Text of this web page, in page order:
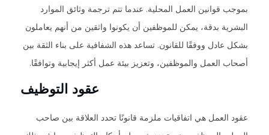
بموجب قوانين العمل المحلية. عندما تتم ترجمة وثائق الموارد
البشرية بدقة، يمكن للموظفين أن يكونوا واثقين من أنهم يعاملون
بشكل عادل ووفقًا للقانون. تساعد هذه الشفافية على بناء الثقة بين
أصحاب العمل والموظفين، وتعزيز بيئة عمل أكثر إيجابية وتوافقًا.
عقود التوظيف
عقود العمل هي اتفاقيات ملزمة قانونًا تحدد العلاقة بين صاحب